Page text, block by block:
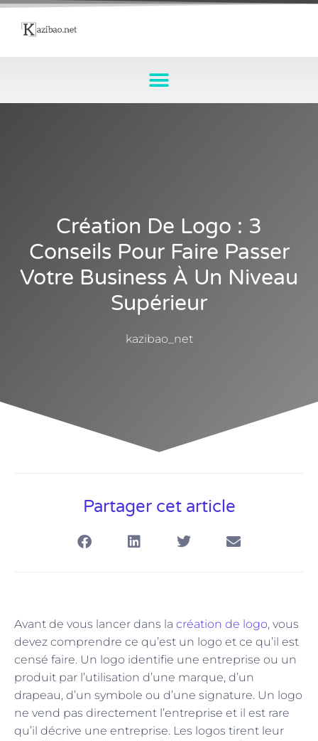
Création De Logo : 3
Conseils Pour Faire Passer
Votre Business À Un Niveau
Supérieur
kazibao_net
Partager cet article
Avant de vous lancer dans la création de logo, vous
devez comprendre ce qu’est un logo et ce qu’il est
censé faire. Un logo identifie une entreprise ou un
produit par l’utilisation d’une marque, d’un
drapeau, d’un symbole ou d’une signature. Un logo
ne vend pas directement l’entreprise et il est rare
qu’il décrive une entreprise. Les logos tirent leur